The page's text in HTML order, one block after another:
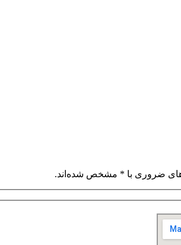
ضروری با * مشخص شده‌اند.